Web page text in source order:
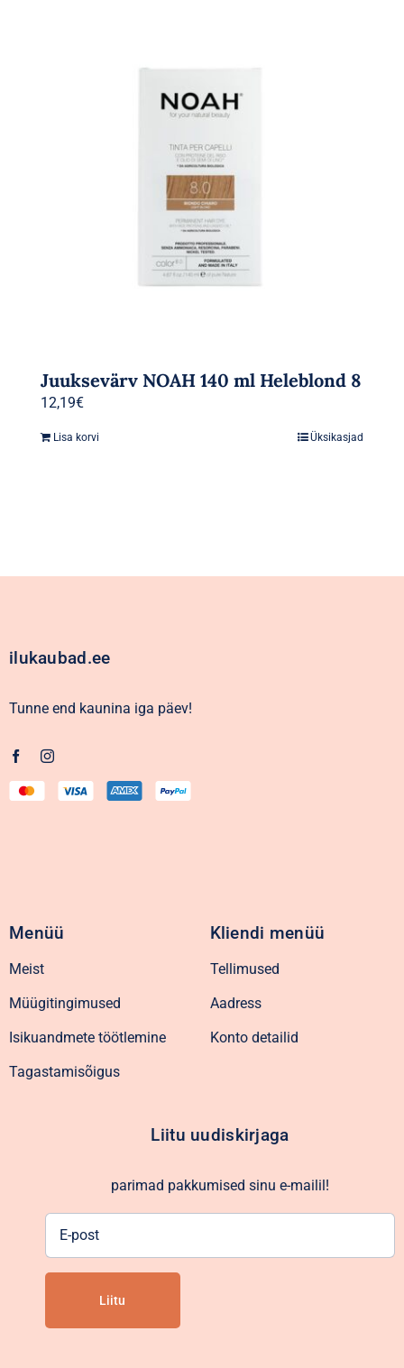
Juuksevärv NOAH 140 ml Heleblond 8
12,19€
Lisa korvi Üksikasjad
ilukaubad.ee
Tunne end kaunina iga päev!
Menüü
Meist
Müügitingimused
Isikuandmete töötlemine
Tagastamisõigus
Kliendi menüü
Tellimused
Aadress
Konto detailid
Liitu uudiskirjaga
parimad pakkumised sinu e-mailil!